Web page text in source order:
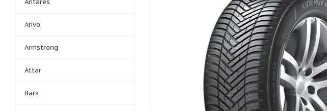
Antares
Arivo
Armstrong
Attar
Bars